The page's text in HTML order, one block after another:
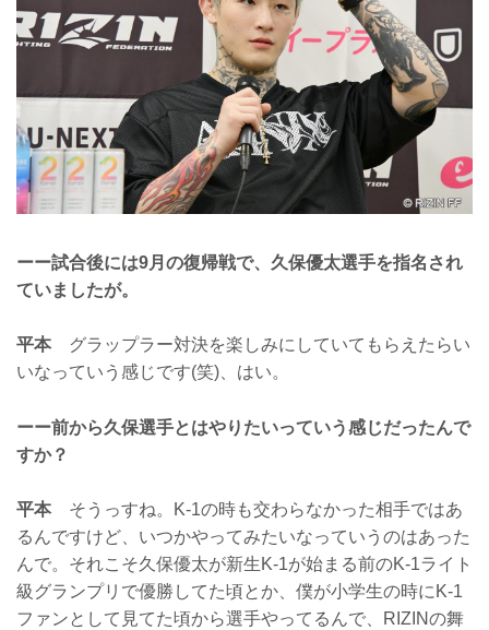
ーー試合後には9月の復帰戦で、久保優太選手を指名され
ていましたが。
平本グラップラー対決を楽しみにしていてもらえたらい
いなっていう感じです(笑)、はい。
ーー前から久保選手とはやりたいっていう感じだったんで
すか？
平本そうっすね。K-1の時も交わらなかった相手ではあ
るんですけど、いつかやってみたいなっていうのはあった
んで。それこそ久保優太が新生K-1が始まる前のK-1ライト
級グランプリで優勝してた頃とか、僕が小学生の時にK-1
ファンとして見てた頃から選手やってるんで、RIZINの舞